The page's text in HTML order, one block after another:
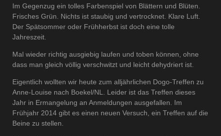
Im Gegenzug ein tolles Farbenspiel von Blättern und Blüten.
Frisches Grün. Nichts ist staubig und vertrocknet. Klare Luft.
Der Spätsommer oder Frühherbst ist doch eine tolle
Jahreszeit.
Mal wieder richtig ausgiebig laufen und toben können, ohne
dass man gleich völlig verschwitzt und leicht dehydriert ist.
Eigentlich wollten wir heute zum alljährlichen Dogo-Treffen zu
Anne-Louise nach Boekel/NL. Leider ist das Treffen dieses
Jahr in Ermangelung an Anmeldungen ausgefallen. Im
Frühjahr 2014 gibt es einen neuen Versuch, ein Treffen auf die
Beine zu stellen.